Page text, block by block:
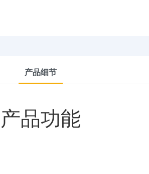
产品细节
产品功能